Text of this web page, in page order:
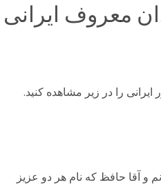
معروف ایرانی
را در زیر مشاهده کنید.
و آقا حافظ که نام هر دو عزیز